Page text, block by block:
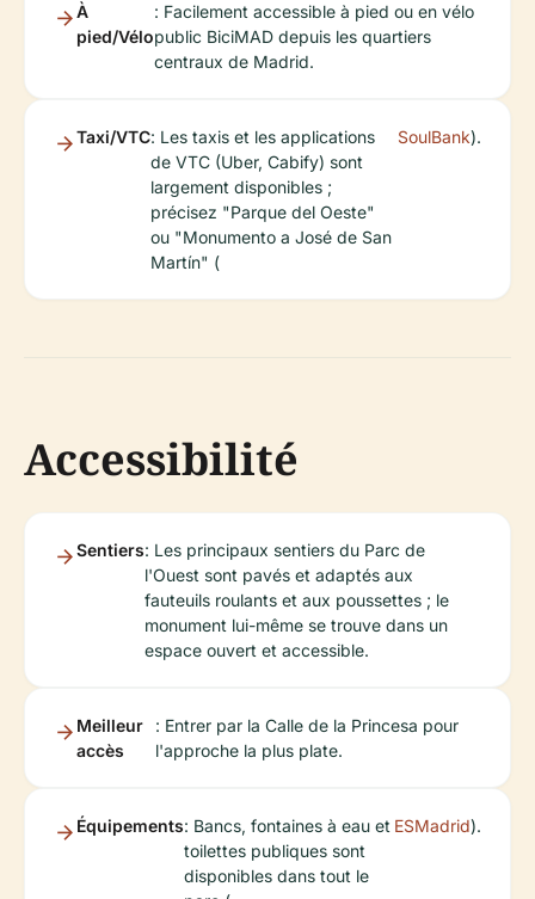
À
pied/Vélo
: Facilement accessible à pied ou en vélo
public BiciMAD depuis les quartiers
centraux de Madrid.
Taxi/VTC: Les taxis et les applications
de VTC (Uber, Cabify) sont
largement disponibles ;
précisez "Parque del Oeste"
ou "Monumento a José de San
Martín" (
SoulBank).
Accessibilité
Sentiers: Les principaux sentiers du Parc de
l'Ouest sont pavés et adaptés aux
fauteuils roulants et aux poussettes ; le
monument lui-même se trouve dans un
espace ouvert et accessible.
Meilleur
accès
: Entrer par la Calle de la Princesa pour
l'approche la plus plate.
Équipements: Bancs, fontaines à eau et
toilettes publiques sont
disponibles dans tout le
ESMadrid).